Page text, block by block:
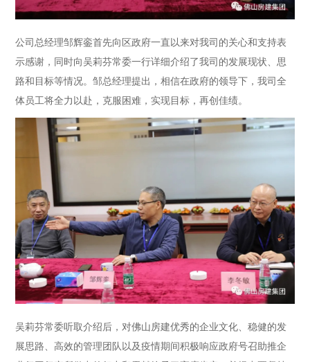
公司总经理邹辉銮首先向区政府一直以来对我司的关心和支持表
示感谢，同时向吴莉芬常委一行详细介绍了我司的发展现状、思
路和目标等情况。邹总经理提出，相信在政府的领导下，我司全
体员工将全力以赴，克服困难，实现目标，再创佳绩。
吴莉芬常委听取介绍后，对佛山房建优秀的企业文化、稳健的发
展思路、高效的管理团队以及疫情期间积极响应政府号召助推企